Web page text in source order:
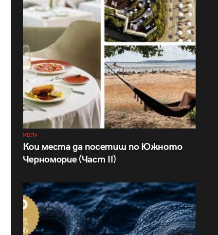
МЕСТА
Кои места да посетиш по Южното
Черноморие (Част II)